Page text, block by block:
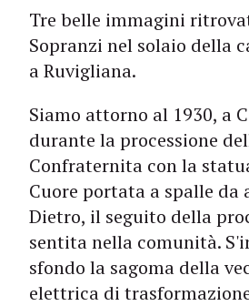
Tre belle immagini
Sopranzi nel solaio della
a Ruvigliana.
Siamo attorno al 1930, a
durante la processione
Confraternita con la
Cuore portata a spalle da
Dietro, il seguito della
sentita nella comunità.
sfondo la sagoma della
elettrica di